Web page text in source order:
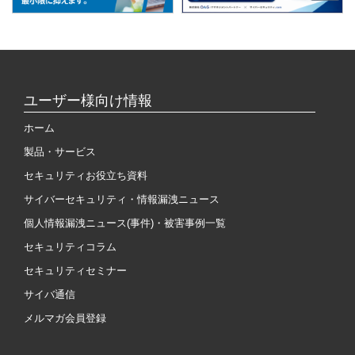
ユーザー様向け情報
ホーム
製品・サービス
セキュリティお役立ち資料
サイバーセキュリティ・情報漏洩ニュース
個人情報漏洩ニュース(事件)・被害事例一覧
セキュリティコラム
セキュリティセミナー
サイバ通信
メルマガ会員登録